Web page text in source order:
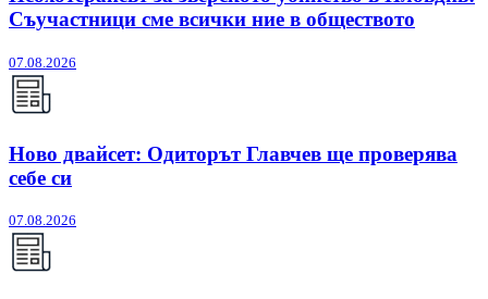
Съучастници сме всички ние в обществото
07.08.2026
Ново двайсет: Одиторът Главчев ще проверява
себе си
07.08.2026